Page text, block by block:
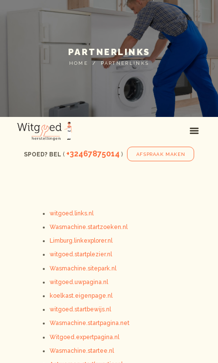
PARTNERLINKS
HOME PARTNERLINKS
SPOED? BEL ( +32467875014 ) AFSPRAAK MAKEN
witgoed.links.nl
Wasmachine.startzoeken.nl
Limburg.linkexplorer.nl
witgoed.startplezier.nl
Wasmachine.sitepark.nl
witgoed.uwpagina.nl
koelkast.eigenpage.nl
witgoed.startbewijs.nl
Wasmachine.startpagina.net
Witgoed.expertpagina.nl
Wasmachine.startee.nl